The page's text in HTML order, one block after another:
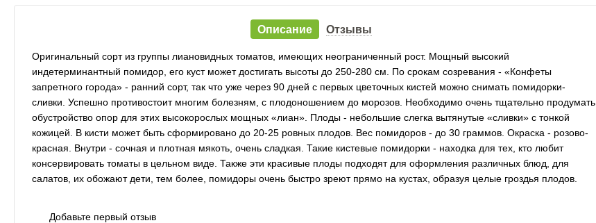
Описание Отзывы
Оригинальный сорт из группы лиановидных томатов, имеющих неограниченный рост. Мощный высокий
индетерминантный помидор, его куст может достигать высоты до 250-280 см. По срокам созревания - «Конфеты
запретного города» - ранний сорт, так что уже через 90 дней с первых цветочных кистей можно снимать помидорки-
сливки. Успешно противостоит многим болезням, с плодоношением до морозов. Необходимо очень тщательно продумать
обустройство опор для этих высокорослых мощных «лиан». Плоды - небольшие слегка вытянутые «сливки» с тонкой
кожицей. В кисти может быть сформировано до 20-25 ровных плодов. Вес помидоров - до 30 граммов. Окраска - розово-
красная. Внутри - сочная и плотная мякоть, очень сладкая. Такие кистевые помидорки - находка для тех, кто любит
консервировать томаты в цельном виде. Также эти красивые плоды подходят для оформления различных блюд, для
салатов, их обожают дети, тем более, помидоры очень быстро зреют прямо на кустах, образуя целые гроздья плодов.
Добавьте первый отзыв